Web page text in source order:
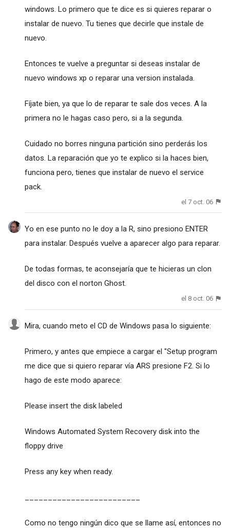
windows. Lo primero que te dice es si quieres reparar o
instalar de nuevo. Tu tienes que decirle que instale de
nuevo.
Entonces te vuelve a preguntar si deseas instalar de
nuevo windows xp o reparar una version instalada.
Fíjate bien, ya que lo de reparar te sale dos veces. A la
primera no le hagas caso pero, si a la segunda.
Cuidado no borres ninguna partición sino perderás los
datos. La reparación que yo te explico si la haces bien,
funciona pero, tienes que instalar de nuevo el service
pack.
el 7 oct. 06
Yo en ese punto no le doy a la R, sino presiono ENTER
para instalar. Después vuelve a aparecer algo para reparar.
De todas formas, te aconsejaría que te hicieras un clon
del disco con el norton Ghost.
el 8 oct. 06
Mira, cuando meto el CD de Windows pasa lo siguiente:
Primero, y antes que empiece a cargar el "Setup program
me dice que si quiero reparar vía ARS presione F2. Si lo
hago de este modo aparece:
Please insert the disk labeled
Windows Automated System Recovery disk into the
floppy drive
Press any key when ready.
Como no tengo ningún dico que se llame así, entonces no